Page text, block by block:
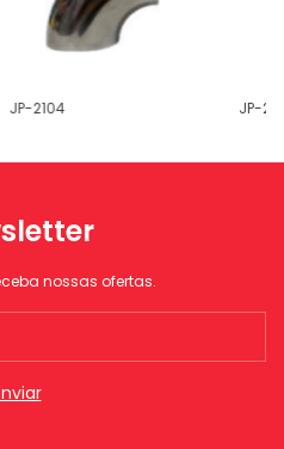
JP-2104 JP-
nossas ofertas.